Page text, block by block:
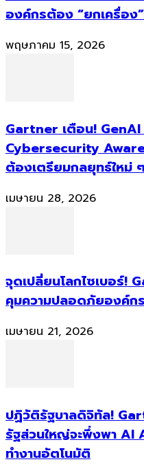
องค์กรต้อง “ยกเครื่อง
พฤษภาคม 15, 2026
Gartner เตือน! GenAI
Cybersecurity
ต้องเตรียมกลยุทธ์ใหม่
เมษายน 28, 2026
จุดเปลี่ยนโลกไซเบอร์!
คุมความปลอดภัยองค์ก
เมษายน 21, 2026
ปฏิวัติรัฐบาลดิจิทัล!
รัฐส่วนใหญ่จะพึ่งพา AI
ทำงานอัตโนมัติ